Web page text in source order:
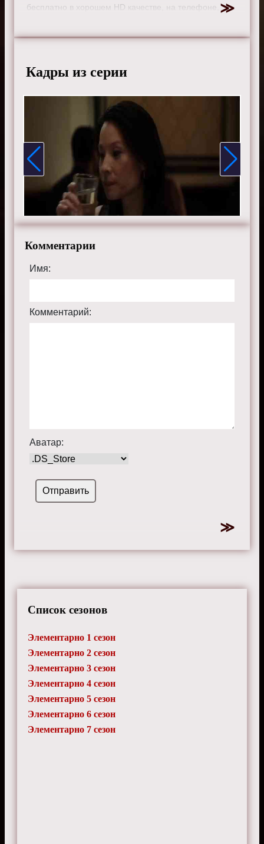
бесплатно в хорошем HD качестве, на телефоне,
Кадры из серии
Комментарии
Имя:
Комментарий:
Аватар:
Список сезонов
Элементарно 1 сезон
Элементарно 2 сезон
Элементарно 3 сезон
Элементарно 4 сезон
Элементарно 5 сезон
Элементарно 6 сезон
Элементарно 7 сезон